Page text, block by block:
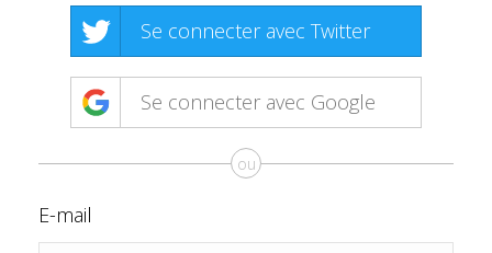
Se connecter avec Twitter
Se connecter avec Google
ou
E-mail